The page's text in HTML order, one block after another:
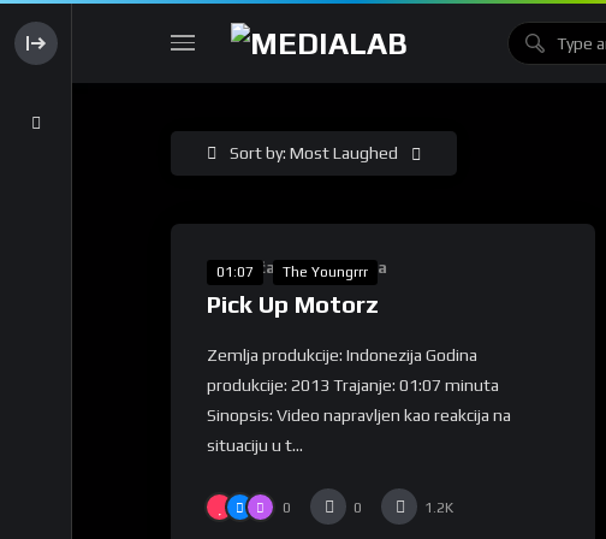
Sort by: Most Laughed
01:07 The Youngrrr
50%
Takmičarska Selekcija
Pick Up Motorz
Zemlja produkcije: Indonezija Godina
produkcije: 2013 Trajanje: 01:07 minuta
Sinopsis: Video napravljen kao reakcija na
situaciju u t...
0 0 1.2K